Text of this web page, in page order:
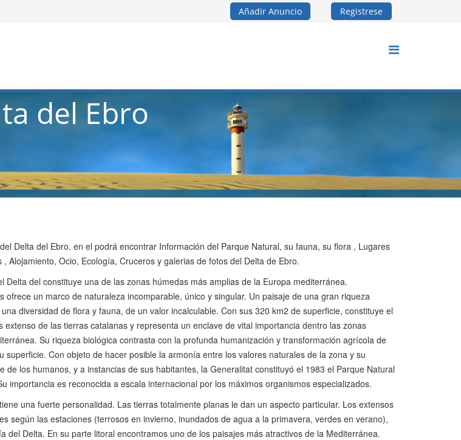
Añadir Anuncio Registrese
del Ebro
Delta del Ebro. en el podrá encontrar Información del Parque Natural, su fauna, su flora , Lugares
Ocio, Ecología, Cruceros y galerias de fotos del Delta de Ebro.
Delta del constituye una de las zonas húmedas más amplias de la Europa mediterránea.
ofrece un marco de naturaleza incomparable, único y singular. Un paisaje de una gran riqueza
diversidad de flora y fauna, de un valor incalculable. Con sus 320 km2 de superficie, constituye el
extenso de las tierras catalanas y representa un enclave de vital importancia dentro las zonas
Su riqueza biológica contrasta con la profunda humanización y transformación agrícola de
superficie. Con objeto de hacer posible la armonía entre los valores naturales de la zona y su
de los humanos, y a instancias de sus habitantes, la Generalitat constituyó el 1983 el Parque Natural
importancia es reconocida a escala internacional por los máximos organismos especializados.
una fuerte personalidad. Las tierras totalmente planas le dan un aspecto particular. Los extensos
según las estaciones (terrosos en invierno, inundados de agua a la primavera, verdes en verano),
del Delta. En su parte litoral encontramos uno de los paisajes más atractivos de la Mediterránea.